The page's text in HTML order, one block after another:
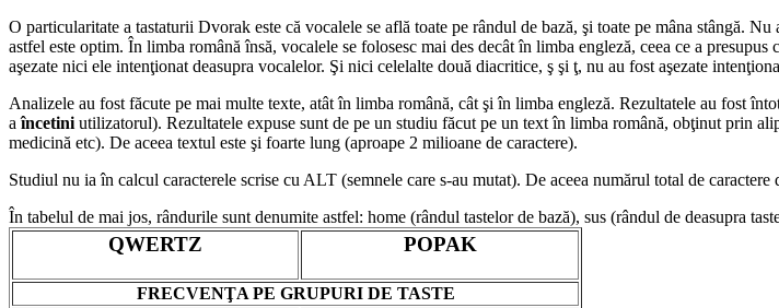
O particularitate a tastaturii Dvorak este că vocalele se află toate pe rândul de bază, şi toate pe mâna stângă.
astfel este optim. În limba română însă, vocalele se folosesc mai des decât în limba engleză, ceea ce a
aşezate nici ele intenţionat deasupra vocalelor. Şi nici celelalte două diacritice, ş şi ţ, nu au fost aşezate
Analizele au fost făcute pe mai multe texte, atât în limba română, cât şi în limba engleză. Rezultatele au fost
aîncetini utilizatorul). Rezultatele expuse sunt de pe un studiu făcut pe un text în limba română, obţinut prin
medicină etc). De aceea textul este şi foarte lung (aproape 2 milioane de caractere).
Studiul nu ia în calcul caracterele scrise cu ALT (semnele care s-au mutat). De aceea numărul total de caractere
În tabelul de mai jos, rândurile sunt denumite astfel: home (rândul tastelor de bază), sus (rândul de deasupra
QWERTZ POPAK
FRECVENŢA PE GRUPURI DE TASTE